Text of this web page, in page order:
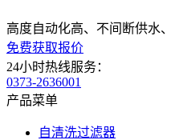
高度自动化高、不间断供水
免费获取报价
24小时热线服务：
0373-2636001
产品菜单
自清洗过滤器